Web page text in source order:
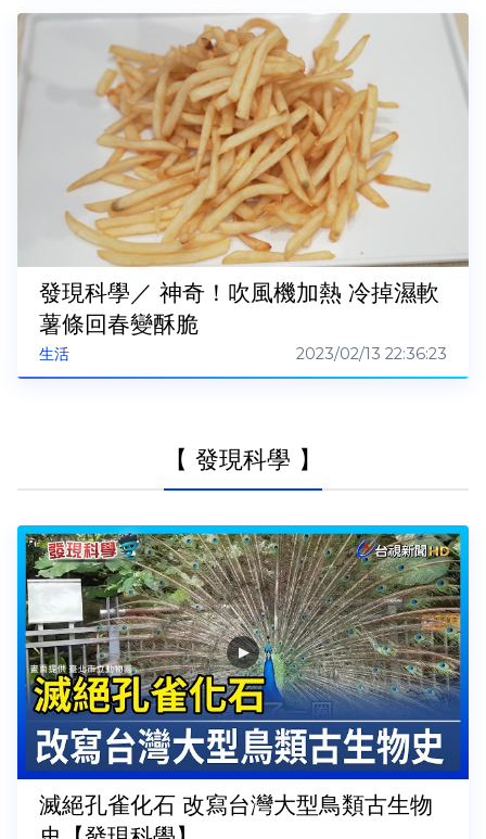
生活
發現科學／ 神奇！吹風機加熱 冷掉濕軟
薯條回春變酥脆
2023/02/13 22:36:23
【 發現科學 】
滅絕孔雀化石 改寫台灣大型鳥類古生物